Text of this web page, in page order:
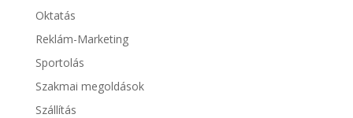
Oktatás
Reklám-Marketing
Sportolás
Szakmai megoldások
Szállítás